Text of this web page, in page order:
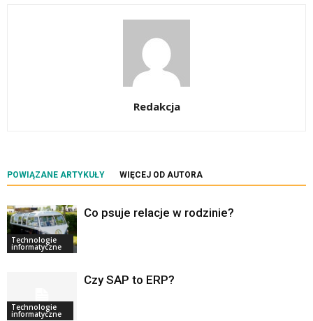
Redakcja
POWIĄZANE ARTYKUŁY WIĘCEJ OD AUTORA
Technologie
informatyczne
Co psuje relacje w rodzinie?
Technologie
informatyczne
Czy SAP to ERP?